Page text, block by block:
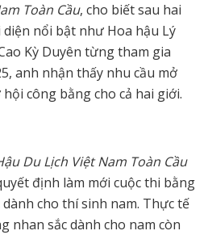
Toàn Cầu, cho biết sau hai
nổi bật như Hoa hậu Lý
Kỳ Duyên từng tham gia
anh nhận thấy nhu cầu mở
công bằng cho cả hai giới.
Du Lịch Việt Nam Toàn Cầu
định làm mới cuộc thi bằng
cho thí sinh nam. Thực tế
nhan sắc dành cho nam còn